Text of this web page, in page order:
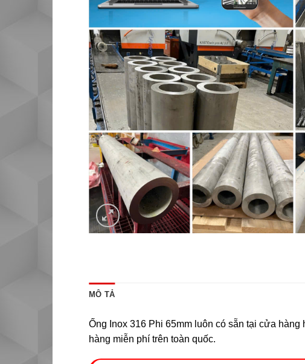
MÔ TẢ
Ống Inox 316 Phi 65mm luôn có sẵn tại cửa
hàng miễn phí trên toàn quốc.